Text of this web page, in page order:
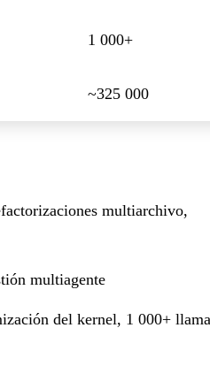
1 000+
~325 000
multiarchivo,
multiagente
del kernel, 1 000+